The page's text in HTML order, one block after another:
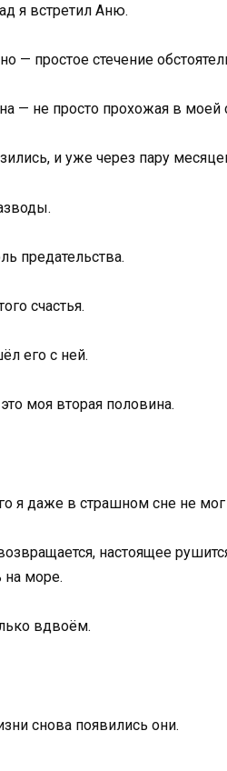
я встретил Аню.
— простое стечение
— не просто прохожая в моей
и уже через пару
предательства.
счастья.
его с ней.
моя вторая половина.
я даже в страшном сне не
настоящее
море.
вдвоём.
снова появились они.